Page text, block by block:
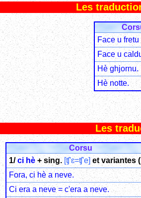
Les
Face u fretu
Face u
Hè ghjornu.
Hè notte.
Les
Corsu
1/ci hè+ sing.[ʧ'ɛ=ʧ'e]et variantes
Fora, ci hè a neve.
Ci era a neve = c'era a neve.